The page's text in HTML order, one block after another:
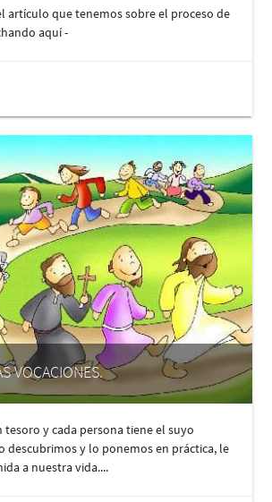
artículo que tenemos sobre el proceso de
aquí -
VOCACIONES.
tesoro y cada persona tiene el suyo
descubrimos y lo ponemos en práctica, le
a nuestra vida....